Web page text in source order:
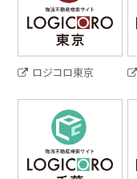
ロジコロ東京